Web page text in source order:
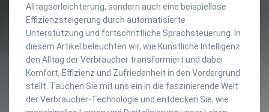
Alltagserleichterung, sondern auch eine beispiellose
Effizienzsteigerung durch automatisierte
Unterstützung und fortschrittliche Sprachsteuerung. In
diesem Artikel beleuchten wir, wie Künstliche Intelligenz
den Alltag der Verbraucher transformiert und dabei
Komfort, Effizienz und Zufriedenheit in den Vordergrund
stellt. Tauchen Sie mit uns ein in die faszinierende Welt
der Verbraucher-Technologie und entdecken Sie, wie